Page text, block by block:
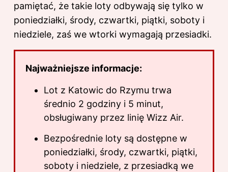
pamiętać, że takie loty odbywają się tylko w
poniedziałki, środy, czwartki, piątki, soboty i
niedziele, zaś we wtorki wymagają przesiadki.
Najważniejsze informacje:
Lot z Katowic do Rzymu trwa
średnio 2 godziny i 5 minut,
obsługiwany przez linię Wizz Air.
Bezpośrednie loty są dostępne w
poniedziałki, środy, czwartki, piątki,
soboty i niedziele, z przesiadką we